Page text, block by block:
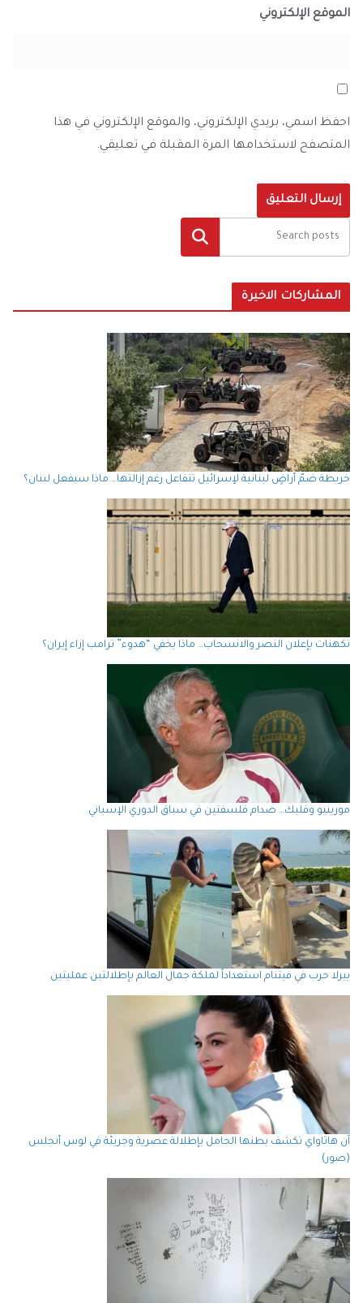
الموقع الإلكتروني
احفظ اسمي، بريدي الإلكتروني، والموقع الإلكتروني في هذا
المتصفح لاستخدامها المرة المقبلة في تعليقي.
البحث
المشاركات الاخيرة
خريطة ضمّ أراضٍ لبنانية لإسرائيل تتفاعل رغم إزالتها… ماذا سيفعل لبنان؟
تكهنات بإعلان النصر والانسحاب… ماذا يخفي “هدوء” ترامب إزاء إيران؟
مورينيو وفليك… صدام فلسفتين في سباق الدوري الإسباني
بيرلا حرب في فيتنام استعداداً لملكة جمال العالم بإطلالتين عمليتين
آن هاثاواي تكشف بطنها الحامل بإطلالة عصرية وجريئة في لوس أنجلس
(صور)